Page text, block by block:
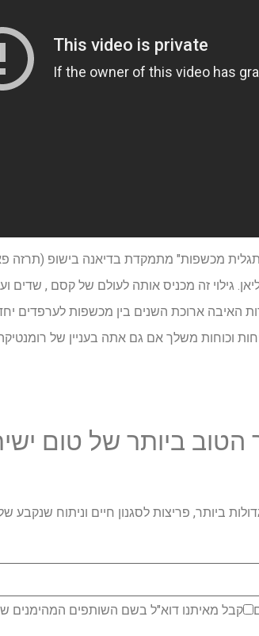
מכשפות" מתמקדת בדיאנה בישופ (תרזה
גילוי זה מכניס אותה לעולם של קסם , שדים
האיבה ארוכת השנים בין מכשפות לערפדים
וכוחות משלך אם גם אתה בעניין של
ביותר של טום
ביותר, פריצות לסגנון חיים וניתוח שנקבע
קבל מאיתנו דוא"ל בשם השותפים המהימנים